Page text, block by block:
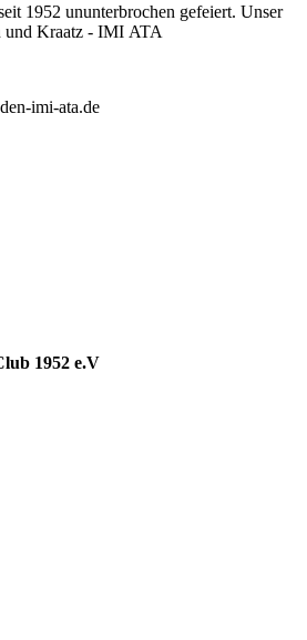
1952 ununterbrochen gefeiert. Unser
und Kraatz - IMI ATA
imi-ata.de
1952 e.V